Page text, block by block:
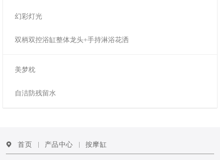
幻彩灯光
双柄双控浴缸整体龙头+手持淋浴花洒
美梦枕
自洁防残留水
首页 产品中心 按摩缸